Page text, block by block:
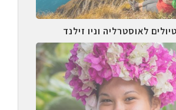
לאוסטרליה וניו זילנד